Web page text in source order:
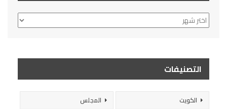
الأرشيف
التصنيفات
الكويت
المجلس